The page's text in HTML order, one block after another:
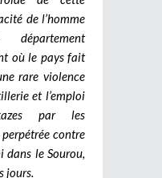
de l’homme
où le pays fait
rare violence
et l’emploi
par les
contre
dans le Sourou,
jours.